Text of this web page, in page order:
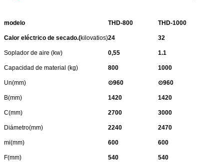
modelo THD-800 THD-1000
Calor eléctrico de secado.(kilovatios)24 32
Soplador de aire (kw) 0,55 1.1
Capacidad de material (kg) 800 1000
Un(mm) ⊙960 ⊙960
B(mm) 1420 1420
C(mm) 2700 3000
Diámetro(mm) 2240 2470
mi(mm) 600 600
F(mm) 540 540